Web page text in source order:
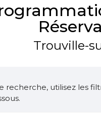
Trouville-
recherche, utilisez les